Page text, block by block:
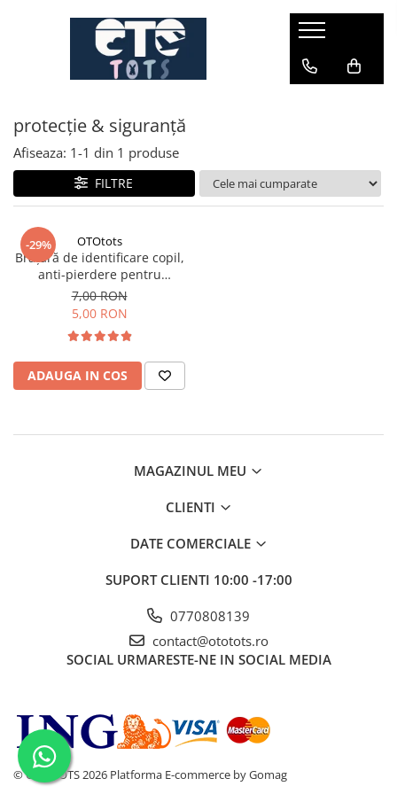
CĂRUCIOARE & SCAUNE AUTO
cărucioare NUNA
cărucioare U-GROW
scaune auto pentru avion
accesorii cărucioare
accesorii scaun auto
accesorii scaun avion
protecție & siguranță
Afiseaza: 1-1 din 1 produse
FILTRE
-29% OTOtots
Brățară de identificare copil,
anti-pierdere pentru
evenimente & călătorii
7,00 RON
5,00 RON
ADAUGA IN COS
MAGAZINUL MEU
CLIENTI
DATE COMERCIALE
SUPORT CLIENTI 10:00 -17:00
0770808139
contact@ototots.ro
SOCIAL URMARESTE-NE IN SOCIAL MEDIA
© OTO TOTS 2026 Platforma E-commerce by Gomag